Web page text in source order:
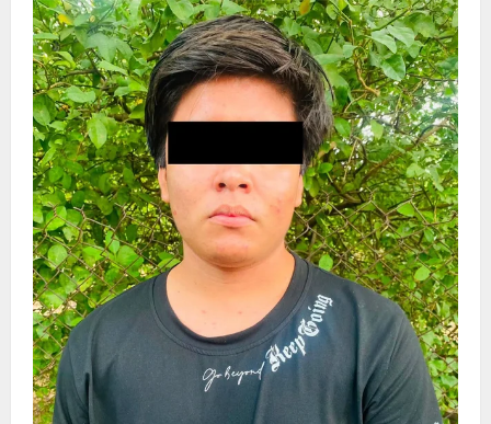
n
d
o